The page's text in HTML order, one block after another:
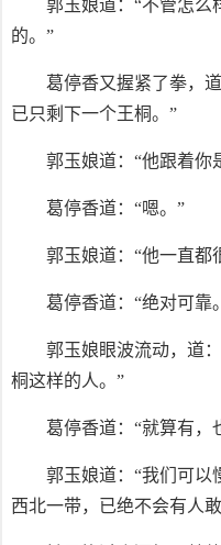
郭玉娘道：“不管怎么
的。”
葛停香又握紧了拳，
已只剩下一个王桐。”
郭玉娘道：“他跟着你
葛停香道：“嗯。”
郭玉娘道：“他一直都
葛停香道：“绝对可靠
郭玉娘眼波流动，道
桐这样的人。”
葛停香道：“就算有，
郭玉娘道：“我们可以
西北一带，已绝不会有人